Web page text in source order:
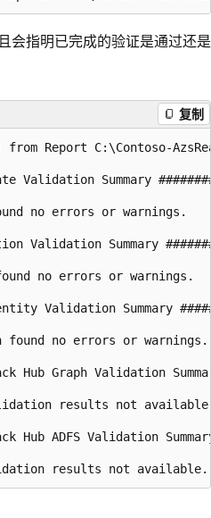
会指明已完成的验证是通过还是
复制
Report C:\Contoso-
Validation Summary
no errors or warnings.
Validation Summary
no errors or warnings.
Validation Summary
no errors or warnings.
Hub Graph Validation
results not
Hub ADFS Validation